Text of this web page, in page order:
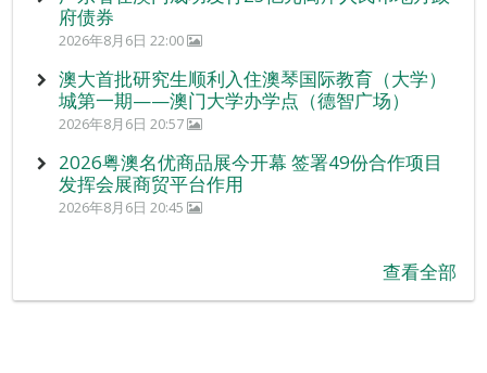
府债券
2026年8月6日 22:00
澳大首批研究生顺利入住澳琴国际教育（大学）
城第一期——澳门大学办学点（德智广场）
2026年8月6日 20:57
2026粤澳名优商品展今开幕 签署49份合作项目
发挥会展商贸平台作用
2026年8月6日 20:45
查看全部